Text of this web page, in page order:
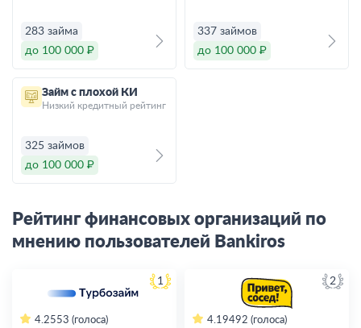
283 займа
до 100 000 ₽
337 займов
до 100 000 ₽
Займ с плохой КИ
Низкий кредитный рейтинг
325 займов
до 100 000 ₽
Рейтинг финансовых организаций по
мнению пользователей Bankiros
1
4.2553 (голоса)
2
4.19492 (голоса)